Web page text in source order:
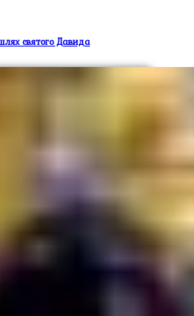
святого Давида